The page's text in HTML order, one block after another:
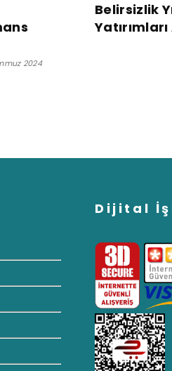
2024
Belirsizlik
Dijital